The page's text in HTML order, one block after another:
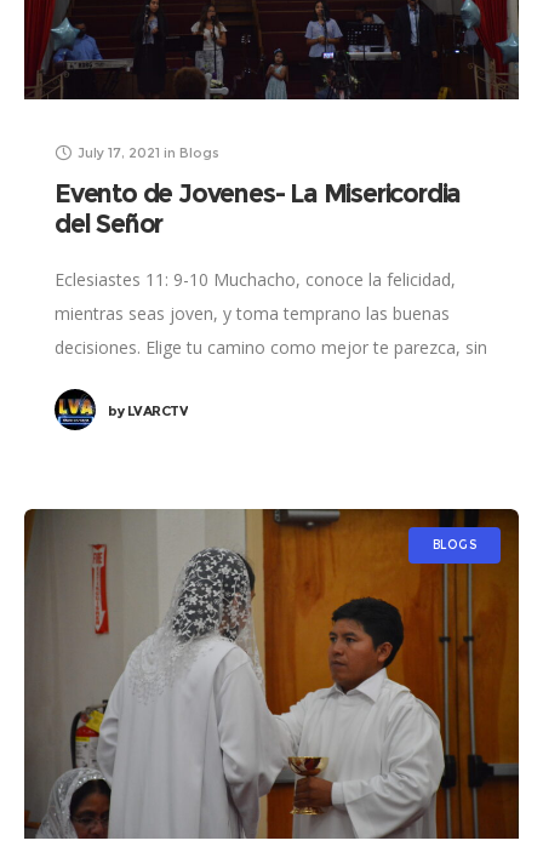
July 17, 2021 in Blogs
Evento de Jovenes- La Misericordia
del Señor
Eclesiastes 11: 9-10 Muchacho, conoce la felicidad,
mientras seas joven, y toma temprano las buenas
decisiones. Elige tu camino como mejor te parezca, sin
byLVARCTV
BLOGS